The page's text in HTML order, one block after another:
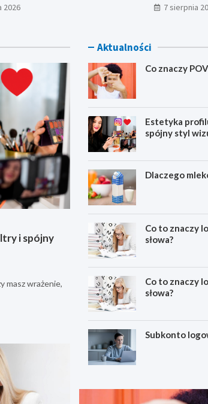
2026
7 sierpnia
i spójny
masz wrażenie,
Aktualności
Co znaczy
Estetyka
spójny styl
Dlaczego
Co to znaczy
słowa?
Co to znaczy
słowa?
Subkonto